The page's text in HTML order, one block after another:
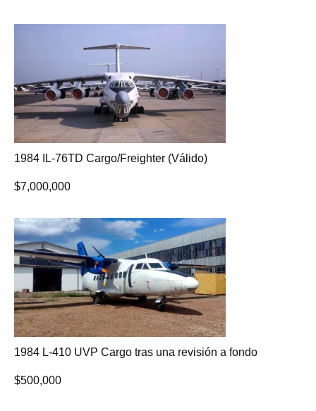
1984 IL-76TD Cargo/Freighter (Válido)
$7,000,000
1984 L-410 UVP Cargo tras una revisión a fondo
$500,000